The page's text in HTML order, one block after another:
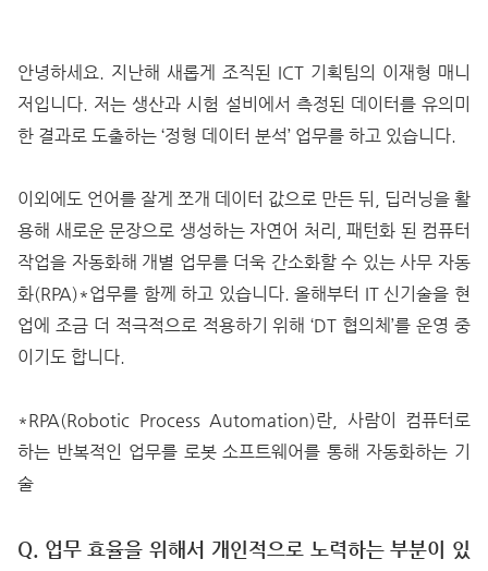
안녕하세요. 지난해 새롭게 조직된 ICT 기획팀의 이재형 매니
저입니다. 저는 생산과 시험 설비에서 측정된 데이터를 유의미
한 결과로 도출하는 ‘정형 데이터 분석’ 업무를 하고 있습니다.
이외에도 언어를 잘게 쪼개 데이터 값으로 만든 뒤, 딥러닝을 활
용해 새로운 문장으로 생성하는 자연어 처리, 패턴화 된 컴퓨터
작업을 자동화해 개별 업무를 더욱 간소화할 수 있는 사무 자동
화(RPA)*업무를 함께 하고 있습니다. 올해부터 IT 신기술을 현
업에 조금 더 적극적으로 적용하기 위해 ‘DT 협의체’를 운영 중
이기도 합니다.
*RPA(Robotic Process Automation)란, 사람이 컴퓨터로
하는 반복적인 업무를 로봇 소프트웨어를 통해 자동화하는 기
술
Q. 업무 효율을 위해서 개인적으로 노력하는 부분이 있